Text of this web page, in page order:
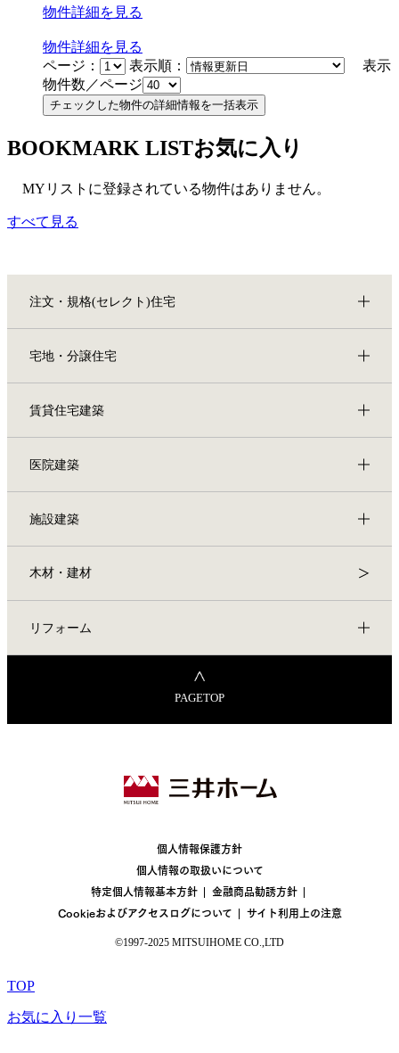
物件詳細を見る
物件詳細を見る
ページ：
表示順：
表示
物件数／ページ
BOOKMARK LISTお気に入り
MYリストに登録されている物件はありません。
すべて見る
注文・規格(セレクト)住宅
宅地・分譲住宅
賃貸住宅建築
医院建築
施設建築
木材・建材
リフォーム
PAGETOP
個人情報保護方針
個人情報の取扱いについて
特定個人情報基本方針
金融商品勧誘方針
Cookieおよびアクセスログについて
サイト利用上の注意
©1997-2025 MITSUIHOME CO.,LTD
TOP
お気に入り一覧